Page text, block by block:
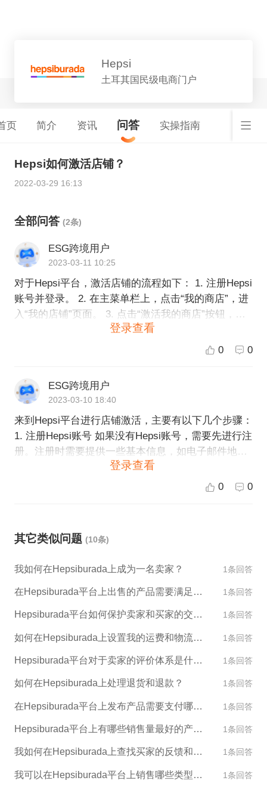
Hepsi
土耳其国民级电商门户
页 简介 资讯 问答 实操指南
Hepsi如何激活店铺？
2022-03-29 16:13
全部问答 (2条)
ESG跨境用户
2023-03-11 10:25
对于Hepsi平台，激活店铺的流程如下： 1. 注册Hepsi
账号并登录。 2. 在主菜单栏上，点击“我的商店”，进
入“我的店铺”页面。 3. 点击“激活我的商店”按钮，填
写店铺相关信息，包括店铺名称、品牌、联系信息、
格、描述等店铺基本信息。 需要注意的是，为了确保
您的店铺能够顺利激活，您需要准备好以下材料： 1.
公司注册证明或营业执照。 2. 公司银行账户证明。 3.
店铺负责人的个人身份证复印件。 如果您还有其他问
题，可以直接联系ESG跨境电商客服，我们将随时为
您提供帮助。同时，我们也非常欢迎您选择ESG跨境
电商作为您的解决方案提供商，我们将为您提供更加
登录查看
0 0
ESG跨境用户
2023-03-10 18:40
来到Hepsi平台进行店铺激活，主要有以下几个步骤：
1. 注册Hepsi账号 如果没有Hepsi账号，需要先进行注
册。注册时需要提供一些基本信息，如电子邮件地
片等。 4. 提交审核 店铺信息填写完毕，点击提交审
式开启。 以上是Hepsi激活店铺的基本步骤，如果您
遇到任何问题，可以联系Hepsi客服寻求帮助。同时，
供更加全面、专业的跨境电商开店、运营等服务，帮
助您更快速地进入海外市场。
登录查看
0 0
其它类似问题 (10条)
我如何在Hepsiburada上成为一名卖家？ 1条回答
在Hepsiburada平台上出售的产品需要满足哪些标准？ 1条回答
Hepsiburada平台如何保护卖家和买家的交易安全？ 1条回答
如何在Hepsiburada上设置我的运费和物流选项？ 1条回答
Hepsiburada平台对于卖家的评价体系是什么样的？ 1条回答
如何在Hepsiburada上处理退货和退款？ 1条回答
在Hepsiburada平台上发布产品需要支付哪些费用？ 1条回答
Hepsiburada平台上有哪些销售量最好的产品类别？ 1条回答
我如何在Hepsiburada上查找买家的反馈和评论？ 1条回答
我可以在Hepsiburada平台上销售哪些类型的产品？ 1条回答